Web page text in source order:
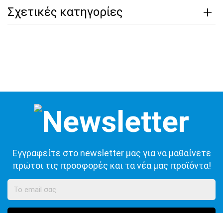
Σχετικές κατηγορίες
Εγγραφείτε στο newsletter μας για να μαθαίνετε
πρώτοι τις προσφορές και τα νέα μας προϊόντα!